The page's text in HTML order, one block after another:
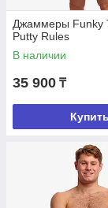
Джаммеры Funky
Putty Rules
В наличии
35 900 ₸
Купить